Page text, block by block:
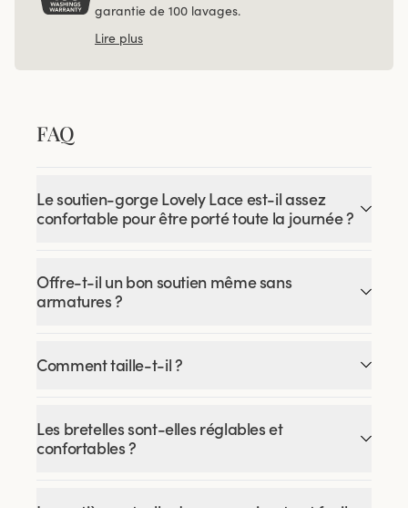
garantie de 100 lavages.
Lire plus
FAQ
Le soutien-gorge Lovely Lace est-il assez
confortable pour être porté toute la journée ?
Offre-t-il un bon soutien même sans
armatures ?
Comment taille-t-il ?
Les bretelles sont-elles réglables et
confortables ?